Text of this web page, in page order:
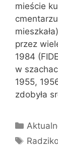
mieście
przez
1984
w
1955,
zdobyła
Tagi